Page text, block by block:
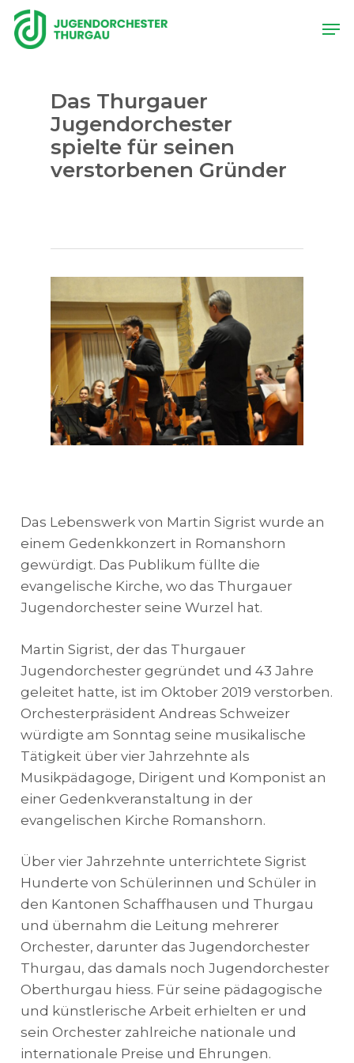
Skip
main
Das Thurgauer
Jugendorchester
spielte für seinen
verstorbenen Gründer
Das Lebenswerk von Martin Sigrist wurde an
einem Gedenkkonzert in Romanshorn
gewürdigt. Das Publikum füllte die
evangelische Kirche, wo das Thurgauer
Jugendorchester seine Wurzel hat.
Martin Sigrist, der das Thurgauer
Jugendorchester gegründet und 43 Jahre
geleitet hatte, ist im Oktober 2019 verstorben.
Orchesterpräsident Andreas Schweizer
würdigte am Sonntag seine musikalische
Tätigkeit über vier Jahrzehnte als
Musikpädagoge, Dirigent und Komponist an
einer Gedenkveranstaltung in der
evangelischen Kirche Romanshorn.
Über vier Jahrzehnte unterrichtete Sigrist
Hunderte von Schülerinnen und Schüler in
den Kantonen Schaffhausen und Thurgau
und übernahm die Leitung mehrerer
Orchester, darunter das Jugendorchester
Thurgau, das damals noch Jugendorchester
Oberthurgau hiess. Für seine pädagogische
und künstlerische Arbeit erhielten er und
sein Orchester zahlreiche nationale und
internationale Preise und Ehrungen.